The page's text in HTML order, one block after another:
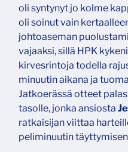
oli syntynyt jo kolme
oli soinut vain
johtoaseman
vajaaksi, sillä HPK
kirvesrintoja todella
minuutin aikana ja
Jatkoerässä otteet
tasolle, jonka ansiosta
ratkaisijan viittaa
peliminuutin